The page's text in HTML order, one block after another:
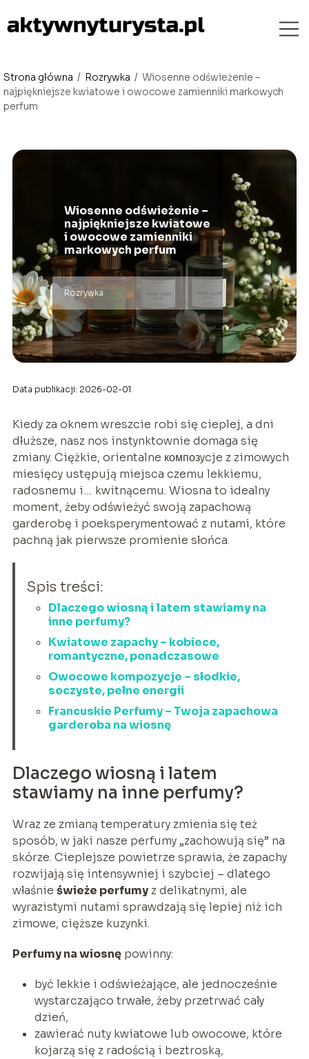
Strona główna / Rozrywka / Wiosenne odświeżenie –
najpiękniejsze kwiatowe i owocowe zamienniki markowych
perfum
Wiosenne odświeżenie –
najpiękniejsze kwiatowe
i owocowe zamienniki
markowych perfum
Rozrywka
Data publikacji: 2026-02-01
Kiedy za oknem wreszcie robi się cieplej, a dni
dłuższe, nasz nos instynktownie domaga się
zmiany. Ciężkie, orientalne композycje z zimowych
miesięcy ustępują miejsca czemu lekkiemu,
radosnemu i… kwitnącemu. Wiosna to idealny
moment, żeby odświeżyć swoją zapachową
garderobę i poeksperymentować z nutami, które
pachną jak pierwsze promienie słońca.
Spis treści:
Dlaczego wiosną i latem stawiamy na
inne perfumy?
Kwiatowe zapachy – kobiece,
romantyczne, ponadczasowe
Owocowe kompozycje – słodkie,
soczyste, pełne energii
Francuskie Perfumy – Twoja zapachowa
garderoba na wiosnę
Dlaczego wiosną i latem
stawiamy na inne perfumy?
Wraz ze zmianą temperatury zmienia się też
sposób, w jaki nasze perfumy „zachowują się” na
skórze. Cieplejsze powietrze sprawia, że zapachy
rozwijają się intensywniej i szybciej – dlatego
właśnie świeże perfumyz delikatnymi, ale
wyrazistymi nutami sprawdzają się lepiej niż ich
zimowe, cięższe kuzynki.
Perfumy na wiosnępowinny:
być lekkie i odświeżające, ale jednocześnie
wystarczająco trwałe, żeby przetrwać cały
dzień,
zawierać nuty kwiatowe lub owocowe, które
kojarzą się z radością i beztroską,